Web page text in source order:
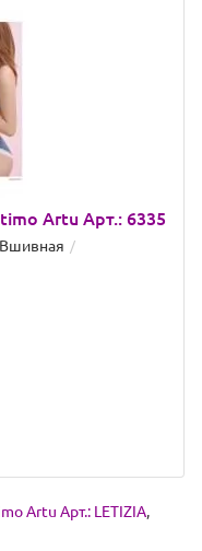
Artu Арт.: 6335
Вшивная
Artu Арт.: LETIZIA,